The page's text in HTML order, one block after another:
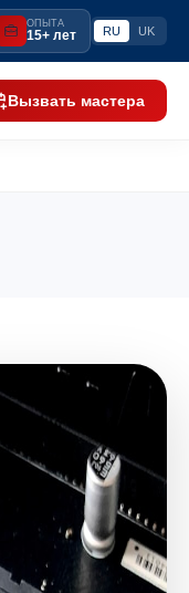
ОПЫТА
15+ лет RU UK
Вызвать мастера